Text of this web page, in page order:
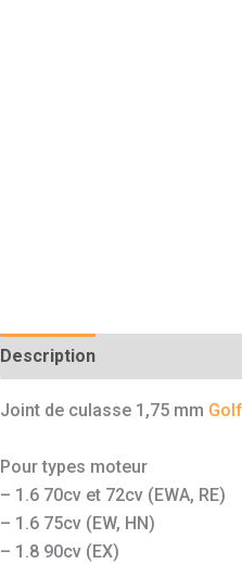
Description
Joint de culasse 1,75 mm
Pour types moteur
– 1.6 70cv et 72cv (EWA, RE)
– 1.6 75cv (EW, HN)
– 1.8 90cv (EX)